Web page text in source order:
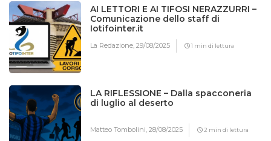
AI LETTORI E AI TIFOSI NERAZZURRI –
Comunicazione dello staff di
Iotifointer.it
La Redazione,29/08/2025 1 min di lettura
LA RIFLESSIONE – Dalla spacconeria
di luglio al deserto
Matteo Tombolini,28/08/2025 2 min di lettura